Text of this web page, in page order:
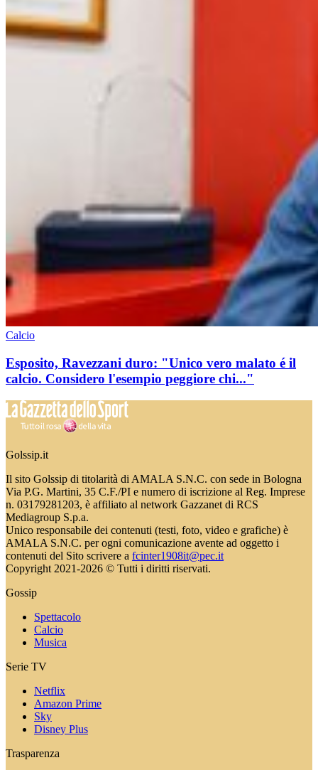
Calcio
Esposito, Ravezzani duro: "Unico vero malato é il
calcio. Considero l'esempio peggiore chi..."
Golssip.it
Il sito Golssip di titolarità di AMALA S.N.C. con sede in Bologna
Via P.G. Martini, 35 C.F./PI e numero di iscrizione al Reg. Imprese
n. 03179281203, è affiliato al network Gazzanet di RCS
Mediagroup S.p.a.
Unico responsabile dei contenuti (testi, foto, video e grafiche) è
AMALA S.N.C. per ogni comunicazione avente ad oggetto i
contenuti del Sito scrivere a fcinter1908it@pec.it
Copyright 2021-2026 © Tutti i diritti riservati.
Gossip
Spettacolo
Calcio
Musica
Serie TV
Netflix
Amazon Prime
Sky
Disney Plus
Trasparenza